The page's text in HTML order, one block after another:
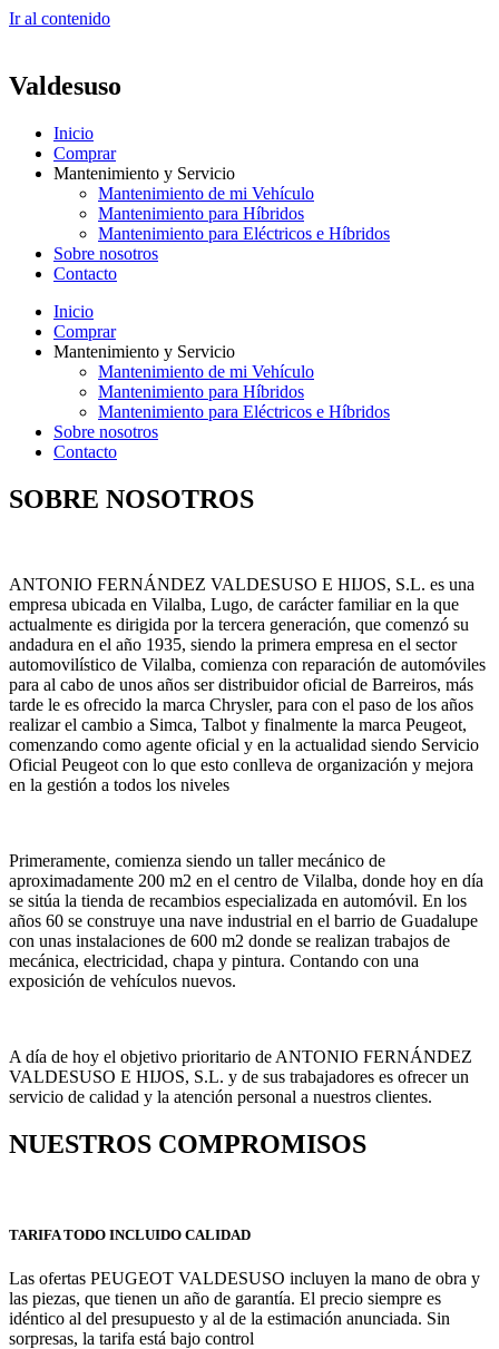
Ir al contenido
Valdesuso
Inicio
Comprar
Mantenimiento y Servicio
Mantenimiento de mi Vehículo
Mantenimiento para Híbridos
Mantenimiento para Eléctricos e Híbridos
Sobre nosotros
Contacto
Inicio
Comprar
Mantenimiento y Servicio
Mantenimiento de mi Vehículo
Mantenimiento para Híbridos
Mantenimiento para Eléctricos e Híbridos
Sobre nosotros
Contacto
SOBRE NOSOTROS
ANTONIO FERNÁNDEZ VALDESUSO E HIJOS, S.L. es una
empresa ubicada en Vilalba, Lugo, de carácter familiar en la que
actualmente es dirigida por la tercera generación, que comenzó su
andadura en el año 1935, siendo la primera empresa en el sector
automovilístico de Vilalba, comienza con reparación de automóviles
para al cabo de unos años ser distribuidor oficial de Barreiros, más
tarde le es ofrecido la marca Chrysler, para con el paso de los años
realizar el cambio a Simca, Talbot y finalmente la marca Peugeot,
comenzando como agente oficial y en la actualidad siendo Servicio
Oficial Peugeot con lo que esto conlleva de organización y mejora
en la gestión a todos los niveles
Primeramente, comienza siendo un taller mecánico de
aproximadamente 200 m2 en el centro de Vilalba, donde hoy en día
se sitúa la tienda de recambios especializada en automóvil. En los
años 60 se construye una nave industrial en el barrio de Guadalupe
con unas instalaciones de 600 m2 donde se realizan trabajos de
mecánica, electricidad, chapa y pintura. Contando con una
exposición de vehículos nuevos.
A día de hoy el objetivo prioritario de ANTONIO FERNÁNDEZ
VALDESUSO E HIJOS, S.L. y de sus trabajadores es ofrecer un
servicio de calidad y la atención personal a nuestros clientes.
NUESTROS COMPROMISOS
TARIFA TODO INCLUIDO CALIDAD
Las ofertas PEUGEOT VALDESUSO incluyen la mano de obra y
las piezas, que tienen un año de garantía. El precio siempre es
idéntico al del presupuesto y al de la estimación anunciada. Sin
sorpresas, la tarifa está bajo control